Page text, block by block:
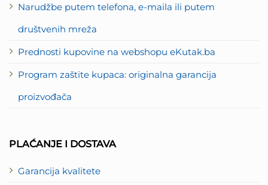
Narudžbe putem telefona, e-maila ili putem
društvenih mreža
Prednosti kupovine na webshopu eKutak.ba
Program zaštite kupaca: originalna garancija
proizvođača
PLAĆANJE I DOSTAVA
Garancija kvalitete